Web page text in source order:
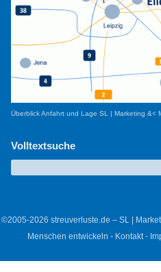
Überblick Anfahrt und Lage SL | Marketing &<
Volltextsuche
©2005-2026 streuverluste.de – SL |
Menschen entwickeln - Kontakt-